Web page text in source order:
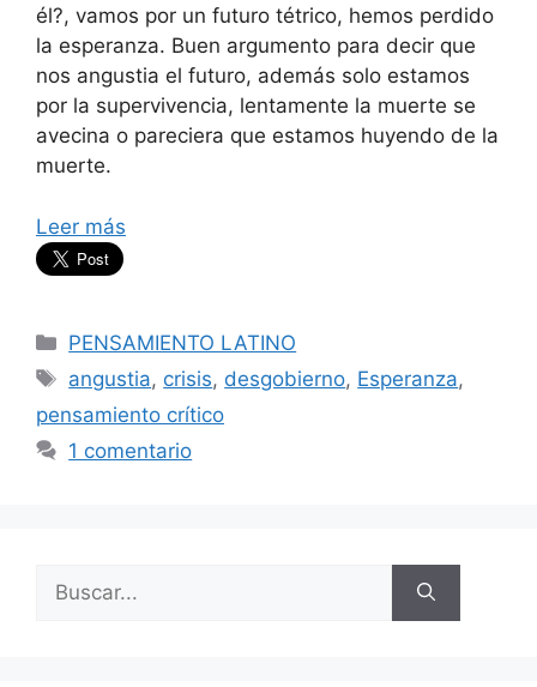
él?, vamos por un futuro tétrico, hemos perdido
la esperanza. Buen argumento para decir que
nos angustia el futuro, además solo estamos
por la supervivencia, lentamente la muerte se
avecina o pareciera que estamos huyendo de la
muerte.
Leer más
Categorías
PENSAMIENTO LATINO
Etiquetas
angustia, crisis, desgobierno, Esperanza,
pensamiento crítico
1 comentario